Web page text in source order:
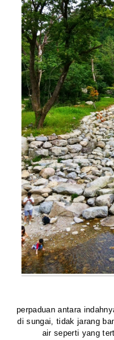
perpaduan antara
di sungai, tidak jarang
air seperti yang